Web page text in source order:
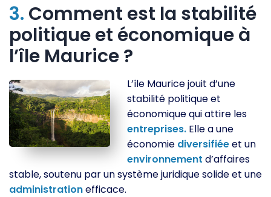
3. Comment est la stabilité
politique et économique à
l’île Maurice ?
L’île Maurice jouit d’une
stabilité politique et
économique qui attire les
entreprises. Elle a une
économie diversifiéeet un
environnement d’affaires
stable, soutenu par un système juridique solide et une
administrationefficace.